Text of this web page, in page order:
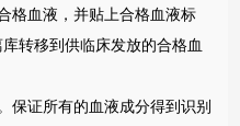
格血液，并贴上合格血液标
转移到供临床发放的合格血
保证所有的血液成分得到识别